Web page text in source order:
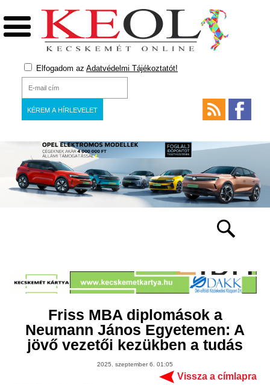
Elfogadom az Adatvédelmi Tájékoztatót!
Friss MBA diplomások a
Neumann János Egyetemen: A
jövő vezetői kezükben a tudás
2025. szeptember 6. 01:05
Vissza a címlapra